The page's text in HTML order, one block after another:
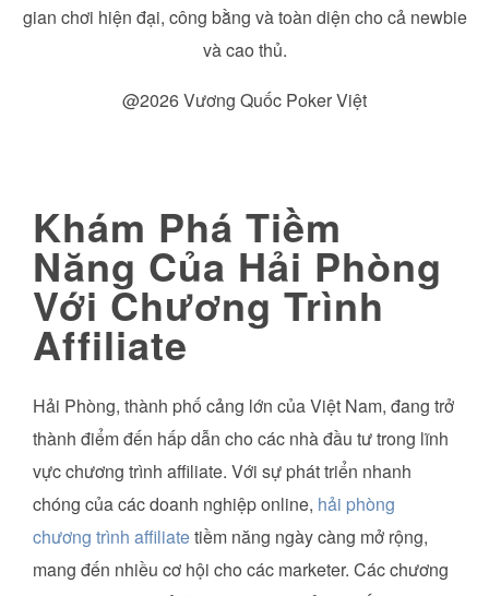
gian chơi hiện đại, công bằng và toàn diện cho cả newbie
và cao thủ.
@2026 Vương Quốc Poker Việt
Khám Phá Tiềm
Năng Của Hải Phòng
Với Chương Trình
Affiliate
Hải Phòng, thành phố cảng lớn của Việt Nam, đang trở
thành điểm đến hấp dẫn cho các nhà đầu tư trong lĩnh
vực chương trình affiliate. Với sự phát triển nhanh
chóng của các doanh nghiệp online, hải phòng
chương trình affiliatetiềm năng ngày càng mở rộng,
mang đến nhiều cơ hội cho các marketer. Các chương